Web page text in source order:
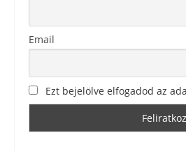
Email
Ezt bejelölve elfogadod az